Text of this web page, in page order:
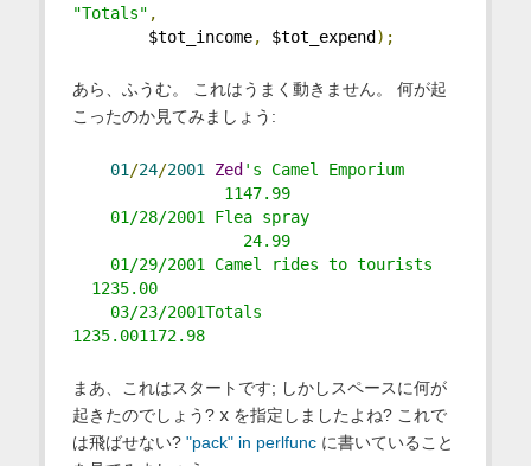
"Totals" ,
$tot_income, $tot_expend );
あら、ふうむ。 これはうまく動きません。 何が起
こったのか見てみましょう:
01 /24/2001 Zed 's Camel Emporium
1147.99
01/28/2001 Flea spray
24.99
01/29/2001 Camel rides to tourists
1235.00
03/23/2001Totals
1235.001172.98
まあ、これはスタートです; しかしスペースに何が
起きたのでしょう? xを指定しましたよね? これで
は飛ばせない? "pack" in perlfuncに書いていること